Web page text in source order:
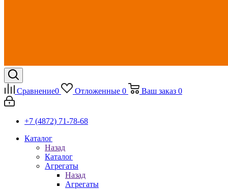
Сравнение0 Отложенные 0 Ваш заказ 0
+7 (4872) 71-78-68
Каталог
Назад
Каталог
Агрегаты
Назад
Агрегаты